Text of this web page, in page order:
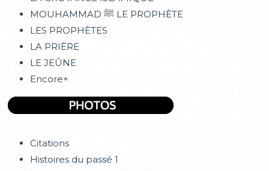
MOUHAMMAD ﷺ LE PROPHÈTE
LES PROPHÈTES
LA PRIÈRE
LE JEÛNE
Encore+
Citations
Histoires du passé 1